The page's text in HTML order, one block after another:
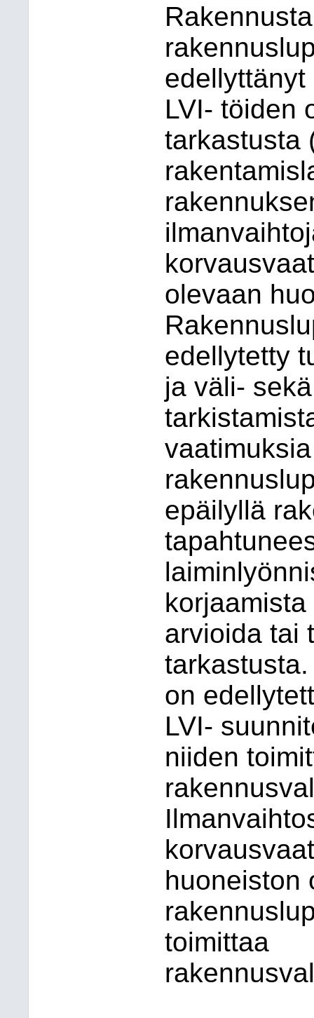
LVI- töiden
tarkastusta
olevaan
edellytetty
ja väli-
epäilyllä
arvioida tai
on
LVI-
niiden
huoneiston
toimittaa